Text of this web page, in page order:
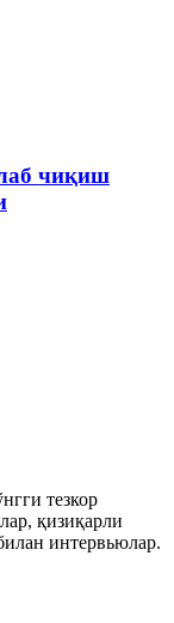
чиқиш
тезкор
қизиқарли
интервьюлар.